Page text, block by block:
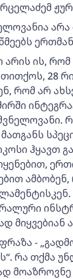
არის ის,
28
რომ არ
ჰყავთ
მიყვებიან
-
რა თქმა